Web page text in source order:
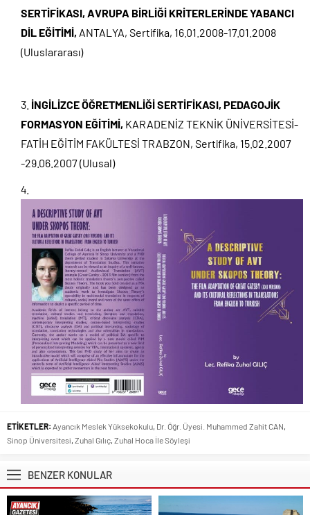
SERTİFİKASI, AVRUPA BİRLİĞİ KRİTERLERİNDE YABANCI
DİL EĞİTİMİ, ANTALYA, Sertifika, 16.01.2008-17.01.2008
(Uluslararası)
İNGİLİZCE ÖĞRETMENLİĞİ SERTİFİKASI, PEDAGOJİK
FORMASYON EĞİTİMİ, KARADENİZ TEKNİK ÜNİVERSİTESİ-
FATİH EĞİTİM FAKÜLTESİ TRABZON, Sertifika, 15.02.2007
-29.06.2007 (Ulusal)
ETİKETLER: Ayancık Meslek Yüksekokulu Dr. Öğr. Üyesi. Muhammed Zahit CAN
Sinop Üniversitesi Zuhal Gılıç Zuhal Hoca İle Söyleşi
BENZER KONULAR